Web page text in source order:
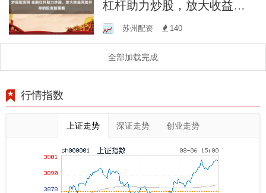
杠杆助力炒股，放大收益风
险并存的投资新策略
苏州配资 140
全部加载完成
行情指数
上证走势 深证走势 创业走势